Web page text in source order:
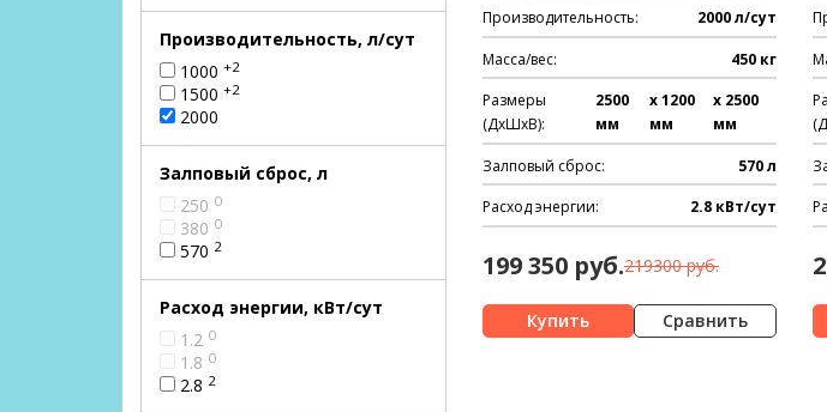
Производительность, л/сут
1000 +2
1500 +2
2000
Залповый сброс, л
250 0
380 0
570 2
Расход энергии, кВт/сут
1.2 0
1.8 0
2.8 2
Производительность: 2000 л/сут
Масса/вес: 450 кг
Размеры
(ДхШхВ):
2500
мм
x 1200
мм
x 2500
мм
Залповый сброс: 570 л
Расход энергии: 2.8 кВт/сут
199 350 руб.219300 руб.
Сравнить